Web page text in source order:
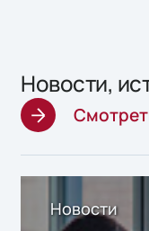
Новости,
Новости